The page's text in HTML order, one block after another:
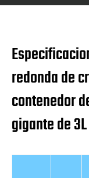
redonda de
contenedor
gigante de 3L